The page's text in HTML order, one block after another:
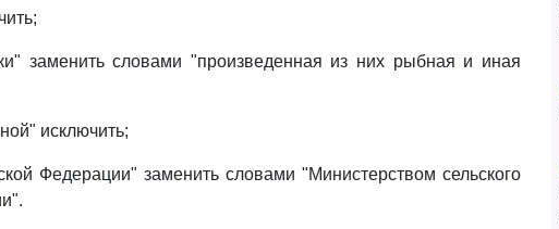
заменить словами "произведенная из них рыбная и иная
исключить;
Федерации" заменить словами "Министерством сельского